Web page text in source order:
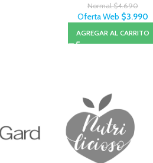
Normal$4.690
Oferta Web $3.990
AGREGAR AL CARRITO